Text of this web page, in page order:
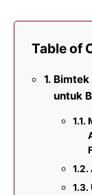
Table of
Bimtek
untuk